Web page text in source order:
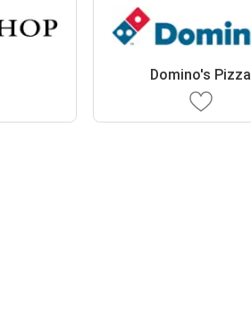
Domino's Pizza